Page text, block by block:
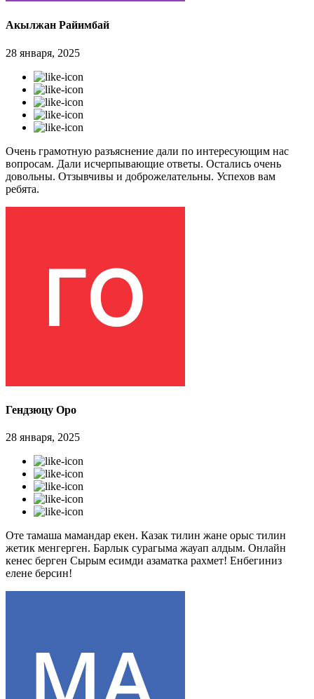
Акылжан Райимбай
28 января, 2025
Очень грамотную разъяснение дали по интересующим нас
вопросам. Дали исчерпывающие ответы. Остались очень
довольны. Отзывчивы и доброжелательны. Успехов вам
ребята.
Гендзюцу Оро
28 января, 2025
Оте тамаша мамандар екен. Казак тилин жане орыс тилин
жетик менгерген. Барлык сурагыма жауап алдым. Онлайн
кенес берген Сырым есимди азаматка рахмет! Енбегиниз
елене берсин!